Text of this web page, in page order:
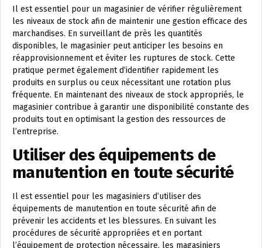
Il est essentiel pour un magasinier de vérifier régulièrement
les niveaux de stock afin de maintenir une gestion efficace des
marchandises. En surveillant de près les quantités
disponibles, le magasinier peut anticiper les besoins en
réapprovisionnement et éviter les ruptures de stock. Cette
pratique permet également d’identifier rapidement les
produits en surplus ou ceux nécessitant une rotation plus
fréquente. En maintenant des niveaux de stock appropriés, le
magasinier contribue à garantir une disponibilité constante des
produits tout en optimisant la gestion des ressources de
l’entreprise.
Utiliser des équipements de
manutention en toute sécurité
Il est essentiel pour les magasiniers d’utiliser des
équipements de manutention en toute sécurité afin de
prévenir les accidents et les blessures. En suivant les
procédures de sécurité appropriées et en portant
l’équipement de protection nécessaire, les magasiniers